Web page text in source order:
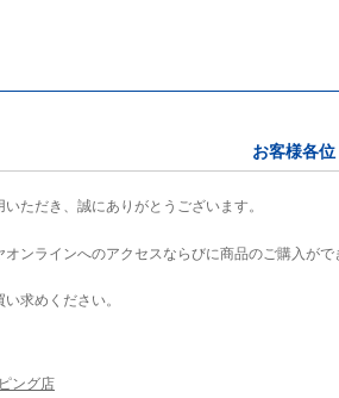
お客様各位
ただき、誠にありがとうございます。
ンラインへのアクセスならびに商品のご購入がで
求めください。
ング店